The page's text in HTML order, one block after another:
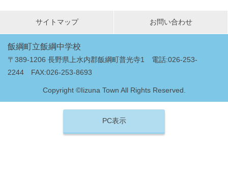
サイトマップ お問い合わせ
飯綱町立飯綱中学校
〒389-1206 長野県上水内郡飯綱町普光寺1 電話:026-253-
2244 FAX:026-253-8693
Copyright ©Iizuna Town All Rights Reserved.
PC表示